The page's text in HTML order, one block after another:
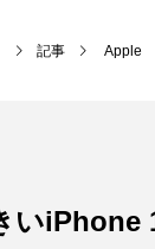
記事 Apple
い